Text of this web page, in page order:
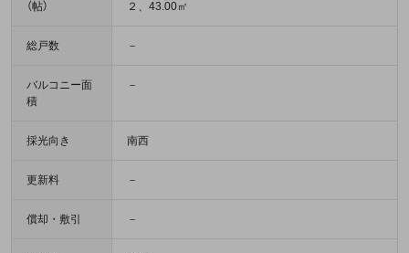
（帖）
２、43.00㎡
総戸数 －
バルコニー面
積
－
採光向き 南西
更新料 －
償却・敷引 －